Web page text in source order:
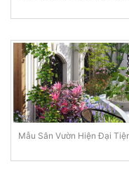
Mẫu Sân Vườn Hiện Đại